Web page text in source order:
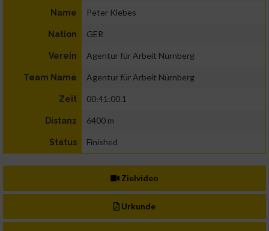
Name Peter Klebes
Nation GER
Verein Agentur für Arbeit Nürnberg
Team Name Agentur für Arbeit Nürnberg
Zeit 00:41:00.1
Distanz 6400 m
Status Finished
Zielvideo
Urkunde